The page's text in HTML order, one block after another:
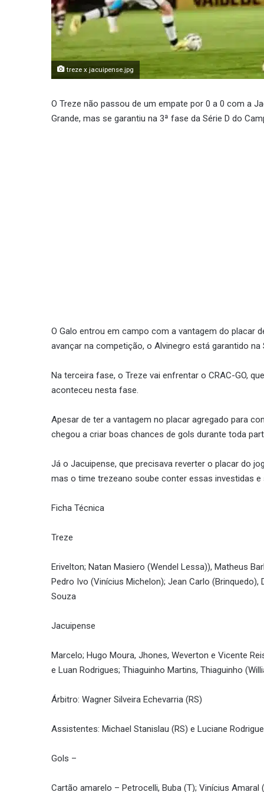
treze x jacuipense.jpg
O Treze não passou de um empate por 0 a 0 com a
Grande, mas se garantiu na 3ª fase da Série D do
O Galo entrou em campo com a vantagem do placar
avançar na competição, o Alvinegro está garantido na
Na terceira fase, o Treze vai enfrentar o CRAC-GO,
aconteceu nesta fase.
Apesar de ter a vantagem no placar agregado para
chegou a criar boas chances de gols durante toda
Já o Jacuipense, que precisava reverter o placar do
mas o time trezeano soube conter essas investidas
Ficha Técnica
Treze
Erivelton; Natan Masiero (Wendel Lessa)), Matheus
Pedro Ivo (Vinícius Michelon); Jean Carlo
Souza
Jacuipense
Marcelo; Hugo Moura, Jhones, Weverton e Vicente
e Luan Rodrigues; Thiaguinho Martins, Thiaguinho
Árbitro: Wagner Silveira Echevarria (RS)
Assistentes: Michael Stanislau (RS) e Luciane
Gols –
Cartão amarelo – Petrocelli, Buba (T); Vinícius Amaral